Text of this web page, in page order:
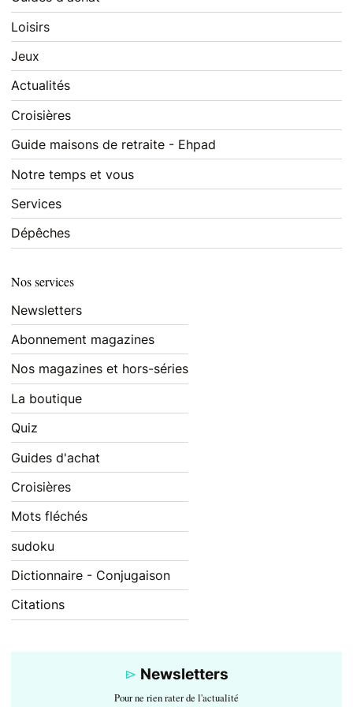
Loisirs
Jeux
Actualités
Croisières
Guide maisons de retraite - Ehpad
Notre temps et vous
Services
Dépêches
Nos services
Newsletters
Abonnement magazines
Nos magazines et hors-séries
La boutique
Quiz
Guides d'achat
Croisières
Mots fléchés
sudoku
Dictionnaire - Conjugaison
Citations
Newsletters
Pour ne rien rater de l'actualité